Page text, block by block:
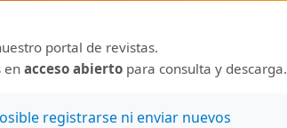
portal de revistas.
en acceso abierto para consulta y descarga.
registrarse ni enviar nuevos